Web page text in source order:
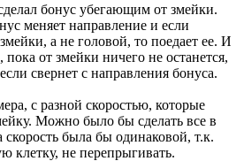
бонус убегающим от змейки.
меняет направление и если
а не головой, то поедает ее. И
пока от змейки ничего не останется,
свернет с направления бонуса.
с разной скоростью, которые
Можно было бы сделать все в
скорость была бы одинаковой, т.к.
клетку, не перепрыгивать.